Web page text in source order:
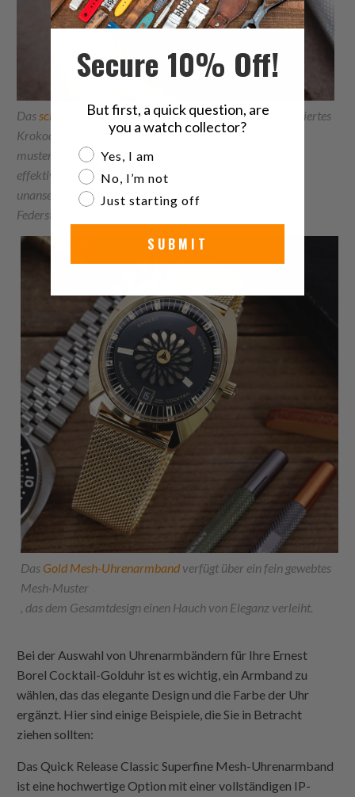
Das schwarze CrocoCalf-Uhrenarmbandhat ein strukturiertes
Krokodilleder
muster, das mit einem halbgebogenen Uhrenansatzdesign
effektiv den
unansehnlichen Spalt zwischen dem Ansatz und der
Federstange reduziert.
Das Gold Mesh-Uhrenarmband verfügt über ein fein gewebtes
Mesh-Muster
, das dem Gesamtdesign einen Hauch von Eleganz verleiht.
Bei der Auswahl von Uhrenarmbändern für Ihre Ernest
Borel Cocktail-Golduhr ist es wichtig, ein Armband zu
wählen, das das elegante Design und die Farbe der Uhr
ergänzt. Hier sind einige Beispiele, die Sie in Betracht
ziehen sollten:
Das Quick Release Classic Superfine Mesh-Uhrenarmband
ist eine hochwertige Option mit einer vollständigen IP-
Secure 10% Off!
But first, a quick question, are
you a watch collector?
Are you a watch collector?
Yes, I am
No, I’m not
Just starting off
SUBMIT